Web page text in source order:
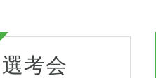
選考会